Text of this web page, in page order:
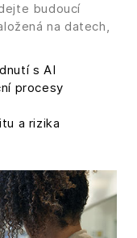
budoucí
na datech,
s AI
procesy
a rizika